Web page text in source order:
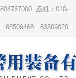
座机：010-
83509468 83509020